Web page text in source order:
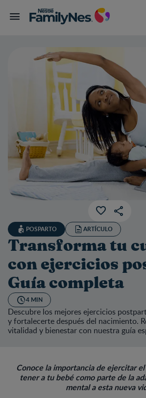
POSPARTO ARTÍCULO
Transforma tu
con ejercicios
Guía completa
4 MIN
Descubre los mejores ejercicios
y fortalecerte después del nacimiento.
vitalidad y bienestar con nuestra guía
Conoce la importancia de ejercitar
tener a tu bebé como parte de la
mental a esta nueva